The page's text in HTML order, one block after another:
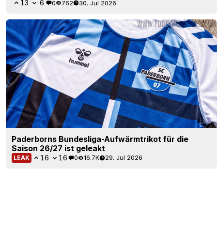
13 6 0 762 30. Jul 2026
Paderborns Bundesliga-Aufwärmtrikot für die
Saison 26/27 ist geleakt
LEAK 16 16 0 16.7K 29. Jul 2026